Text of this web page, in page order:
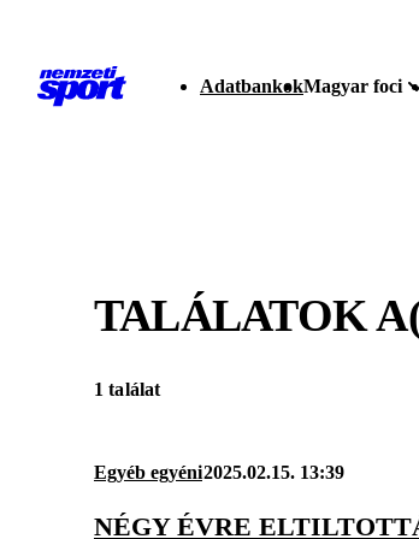
AdatbankokMagyar foci
TALÁLATOK
1 találat
Egyéb egyéni2025.02.15. 13:39
NÉGY ÉVRE